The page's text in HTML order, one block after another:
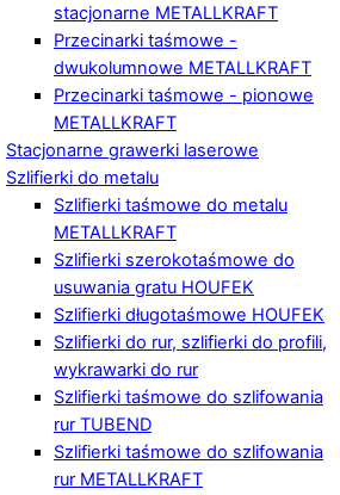
stacjonarne METALLKRAFT
Przecinarki taśmowe -
dwukolumnowe METALLKRAFT
Przecinarki taśmowe - pionowe
METALLKRAFT
Stacjonarne grawerki laserowe
Szlifierki do metalu
Szlifierki taśmowe do metalu
METALLKRAFT
Szlifierki szerokotaśmowe do
usuwania gratu HOUFEK
Szlifierki długotaśmowe HOUFEK
Szlifierki do rur, szlifierki do profili,
wykrawarki do rur
Szlifierki taśmowe do szlifowania
rur TUBEND
Szlifierki taśmowe do szlifowania
rur METALLKRAFT